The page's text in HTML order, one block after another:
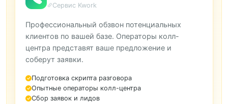
Сервис Kwork
Профессиональный обзвон потенциальных
клиентов по вашей базе. Операторы колл-
центра представят ваше предложение и
соберут заявки.
Подготовка скрипта разговора
Опытные операторы колл-центра
Сбор заявок и лидов